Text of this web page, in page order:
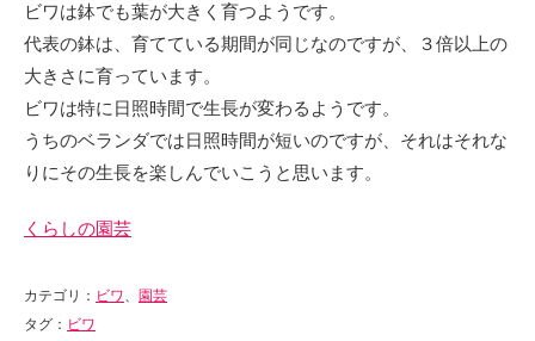
ビワは鉢でも葉が大きく育つようです。
代表の鉢は、育てている期間が同じなのですが、３倍以上の
大きさに育っています。
ビワは特に日照時間で生長が変わるようです。
うちのベランダでは日照時間が短いのですが、それはそれな
りにその生長を楽しんでいこうと思います。
くらしの園芸
カテゴリ： ビワ、
園芸
タグ： ビワ